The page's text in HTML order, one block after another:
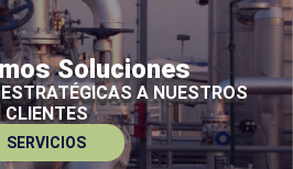
Soluciones
A NUESTROS
CLIENTES
SERVICIOS